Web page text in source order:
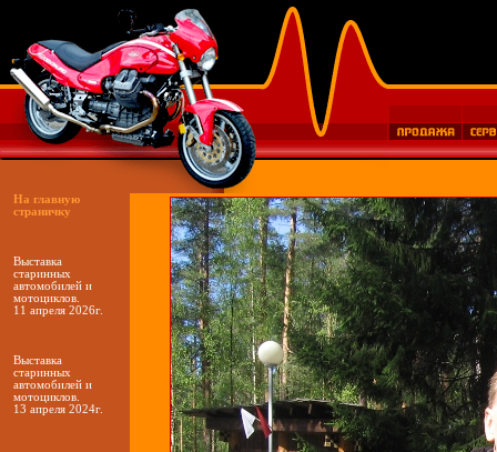
На главную
страничку
Выставка
старинных
автомобилей и
мотоциклов.
11 апреля 2026г.
Выставка
старинных
автомобилей и
мотоциклов.
13 апреля 2024г.